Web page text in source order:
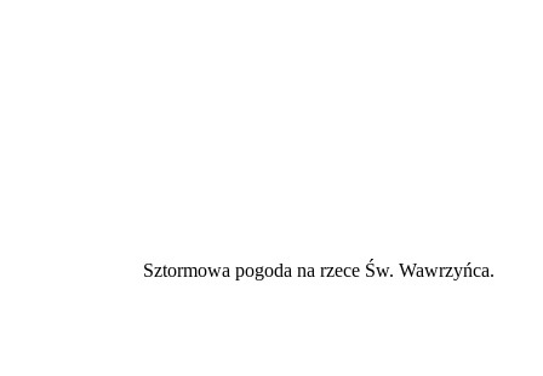
Sztormowa pogoda na rzece Św. Wawrzyńca.